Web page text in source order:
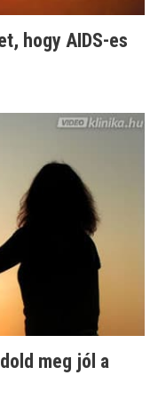
hogy AIDS-es
meg jól a